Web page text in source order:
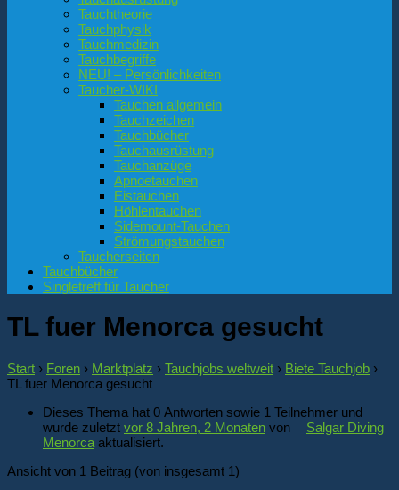
Tauchtheorie
Tauchphysik
Tauchmedizin
Tauchbegriffe
NEU! – Persönlichkeiten
Taucher-WIKI
Tauchen allgemein
Tauchzeichen
Tauchbücher
Tauchausrüstung
Tauchanzüge
Apnoetauchen
Eistauchen
Höhlentauchen
Sidemount-Tauchen
Strömungstauchen
Taucherseiten
Tauchbücher
Singletreff für Taucher
TL fuer Menorca gesucht
Start › Foren › Marktplatz › Tauchjobs weltweit › Biete Tauchjob ›
TL fuer Menorca gesucht
Dieses Thema hat 0 Antworten sowie 1 Teilnehmer und
wurde zuletzt vor 8 Jahren, 2 Monaten von
Salgar Diving
Menorca aktualisiert.
Ansicht von 1 Beitrag (von insgesamt 1)